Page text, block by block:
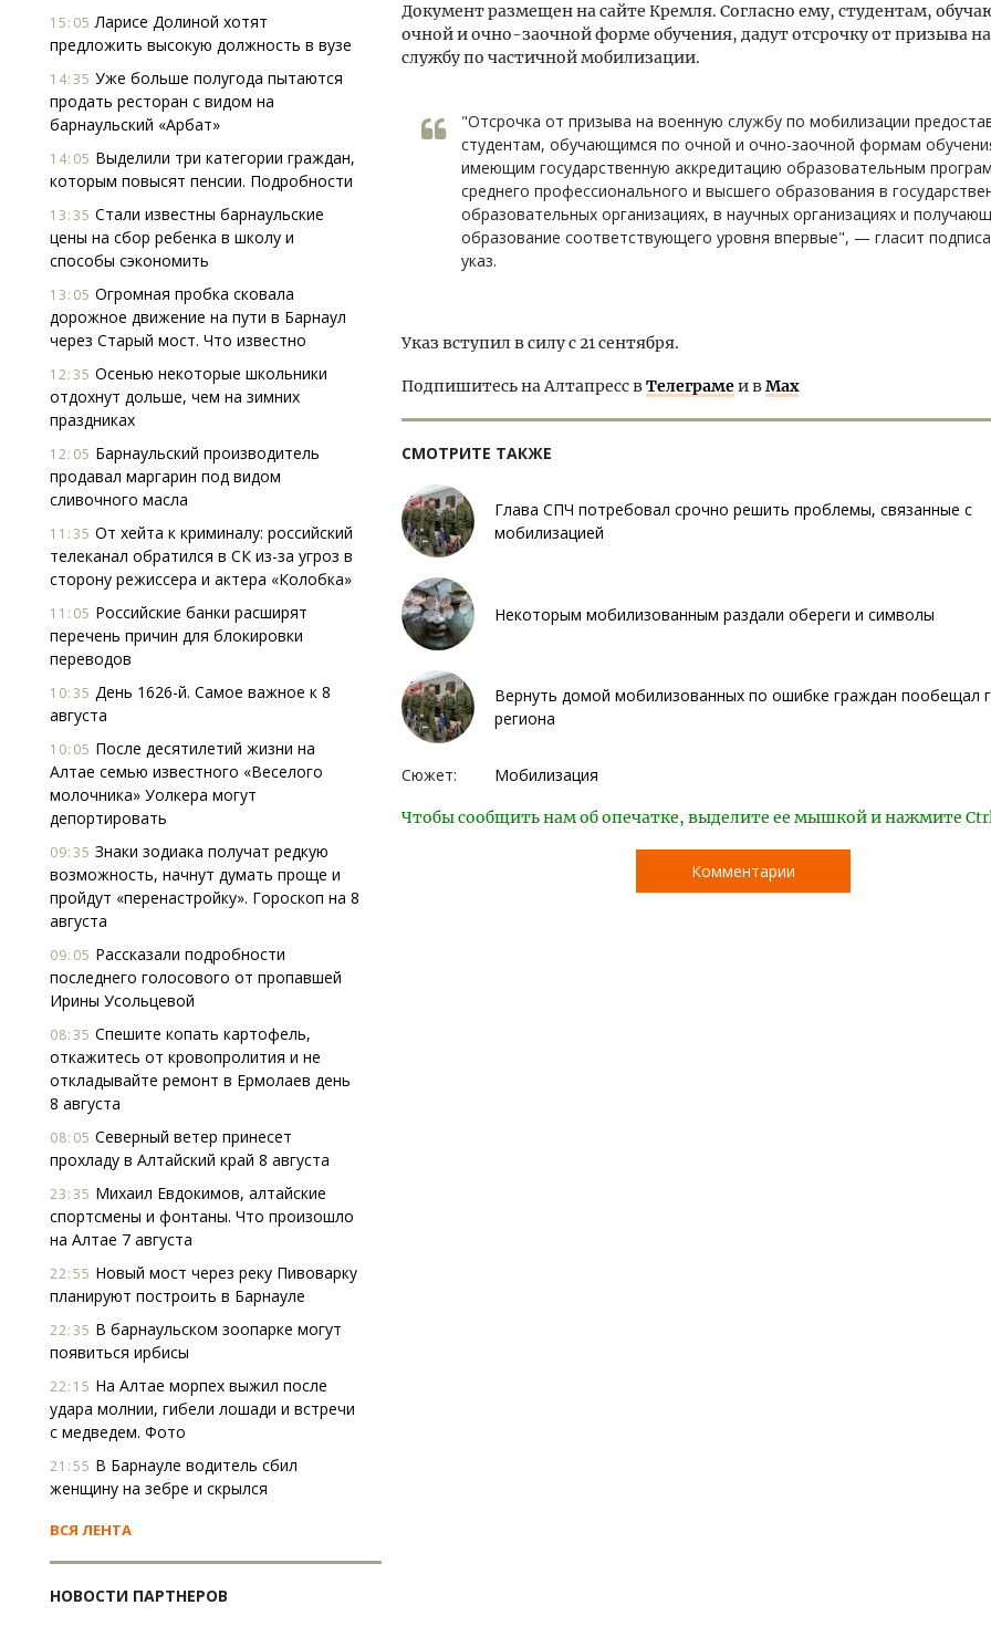
15:05 Ларисе Долиной хотят
предложить высокую должность в вузе
14:35 Уже больше полугода пытаются
продать ресторан с видом на
барнаульский «Арбат»
14:05 Выделили три категории граждан,
которым повысят пенсии. Подробности
13:35 Стали известны барнаульские
цены на сбор ребенка в школу и
способы сэкономить
13:05 Огромная пробка сковала
дорожное движение на пути в Барнаул
через Старый мост. Что известно
12:35 Осенью некоторые школьники
отдохнут дольше, чем на зимних
праздниках
12:05 Барнаульский производитель
продавал маргарин под видом
сливочного масла
11:35 От хейта к криминалу: российский
телеканал обратился в СК из-за угроз в
сторону режиссера и актера «Колобка»
11:05 Российские банки расширят
перечень причин для блокировки
переводов
10:35 День 1626-й. Самое важное к 8
августа
10:05 После десятилетий жизни на
Алтае семью известного «Веселого
молочника» Уолкера могут
депортировать
09:35 Знаки зодиака получат редкую
возможность, начнут думать проще и
пройдут «перенастройку». Гороскоп на 8
августа
09:05 Рассказали подробности
последнего голосового от пропавшей
Ирины Усольцевой
08:35 Спешите копать картофель,
откажитесь от кровопролития и не
откладывайте ремонт в Ермолаев день
8 августа
08:05 Северный ветер принесет
прохладу в Алтайский край 8 августа
23:35 Михаил Евдокимов, алтайские
спортсмены и фонтаны. Что произошло
на Алтае 7 августа
22:55 Новый мост через реку Пивоварку
планируют построить в Барнауле
22:35 В барнаульском зоопарке могут
появиться ирбисы
22:15 На Алтае морпех выжил после
удара молнии, гибели лошади и встречи
с медведем. Фото
21:55 В Барнауле водитель сбил
женщину на зебре и скрылся
ВСЯ ЛЕНТА
НОВОСТИ ПАРТНЕРОВ
Документ размещен на сайте Кремля. Согласно ему, студентам,
очной и очно-заочной форме обучения, дадут отсрочку от призыва
службу по частичной мобилизации.
"Отсрочка от призыва на военную службу по мобилизации
студентам, обучающимся по очной и очно-заочной формам
имеющим государственную аккредитацию образовательным
среднего профессионального и высшего образования в
образовательных организациях, в научных организациях и
образование соответствующего уровня впервые", — гласит
указ.
Указ вступил в силу с 21 сентября.
Подпишитесь на Алтапресс вТелеграмеи вMax
СМОТРИТЕ ТАКЖЕ
Глава СПЧ потребовал срочно решить проблемы, связанные с
мобилизацией
Некоторым мобилизованным раздали обереги и символы
Вернуть домой мобилизованных по ошибке граждан пообещал
региона
Сюжет: Мобилизация
Чтобы сообщить нам об опечатке, выделите ее мышкой и нажмите
Комментарии